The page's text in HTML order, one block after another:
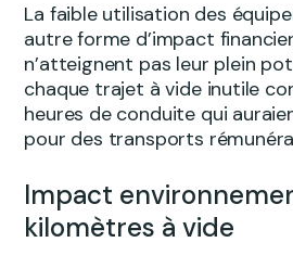
La faible utilisation des
autre forme d’impact
n’atteignent pas leur plein
chaque trajet à vide inutile
heures de conduite qui
pour des transports
Impact
kilomètres à vide